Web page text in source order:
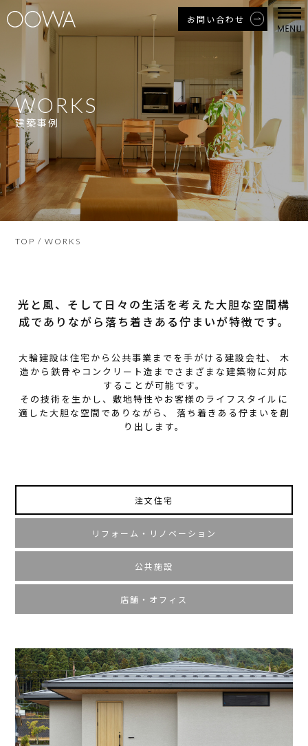
お問い合わせ
WORKS
建築事例
TOP / WORKS
光と風、そして日々の生活を考えた大胆な空間構
成でありながら 落ち着きある佇まいが特徴です。
大輪建設は住宅から公共事業までを手がける建設会社、
木
造から鉄骨やコンクリート造までさまざまな建築物に対応
することが可能です。
その技術を生かし、敷地特性やお客様のライフスタイルに
適した大胆な空間でありながら、
落ち着きある佇まいを創
り出します。
注文住宅
リフォーム・リノベーション
公共施設
店舗・オフィス